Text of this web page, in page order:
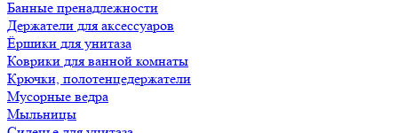
Банные пренадлежности
Держатели для аксессуаров
Ёршики для унитаза
Коврики для ванной комнаты
Крючки, полотенцедержатели
Мусорные ведра
Мыльницы